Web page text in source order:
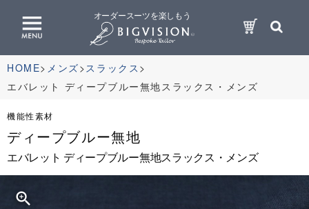
オーダースーツを楽しもう
HOME メンズ スラックス
エバレット ディープブルー無地スラックス・メンズ
機能性素材
ディープブルー無地
エバレット ディープブルー無地スラックス・メンズ
zoom_in